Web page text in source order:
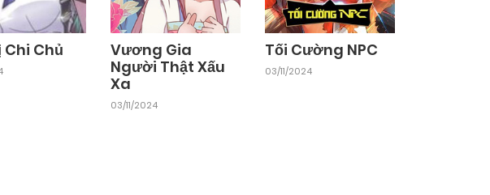
Chi Chủ
Vương Gia
Người Thật Xấu
Xa
03/11/2024
Tối Cường NPC
03/11/2024